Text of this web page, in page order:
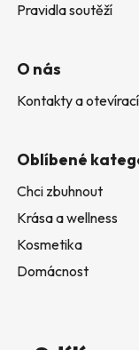
Pravidla soutěží
O nás
Kontakty a
Oblíbené
Chci zbuhnout
Krása a wellness
Kosmetika
Domácnost